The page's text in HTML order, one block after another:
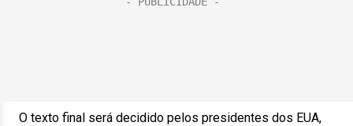
O texto final será decidido pelos presidentes dos EUA,